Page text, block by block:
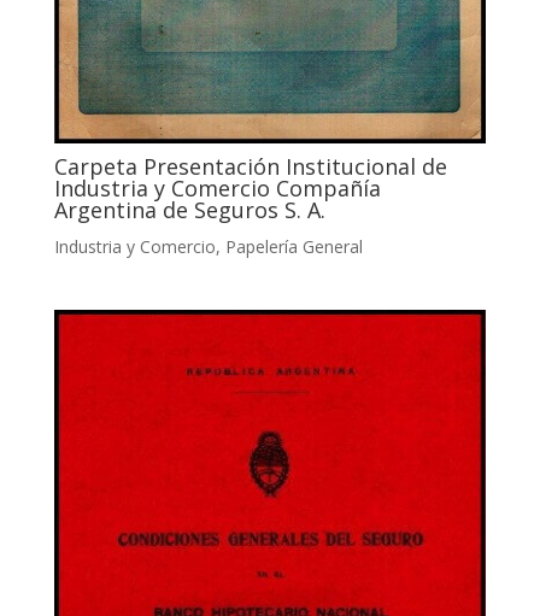
Carpeta Presentación Institucional de
Industria y Comercio Compañía
Argentina de Seguros S. A.
Industria y Comercio, Papelería General